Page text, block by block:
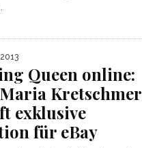
Queen online:
Kretschmer
exklusive
für eBay